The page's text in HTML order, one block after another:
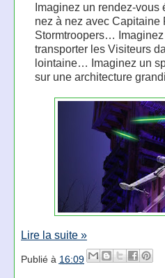
Imaginez un rendez-vous
nez à nez avec
Stormtroopers…
transporter les Visiteurs
lointaine… Imaginez un
sur une architecture
Lire la suite »
Publié à 16:09